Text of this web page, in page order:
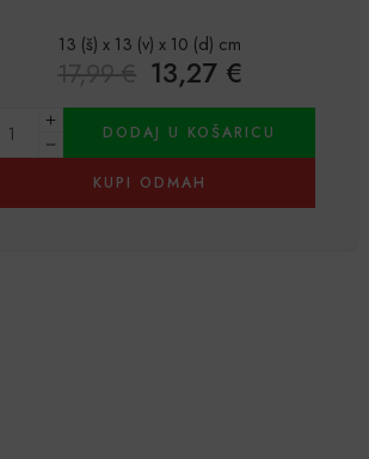
13 (š) x 13 (v) x 10 (d) cm
17,99€ 13,27 €
DODAJ U KOŠARICU
KUPI ODMAH